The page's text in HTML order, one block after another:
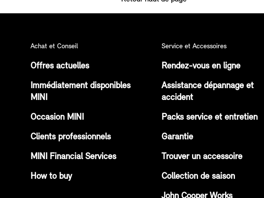
Achat et Conseil
Offres actuelles
Immédiatement disponibles
MINI
Occasion MINI
Clients professionnels
MINI Financial Services
How to buy
Service et Accessoires
Rendez-vous en ligne
Assistance dépannage et
accident
Packs service et entretien
Garantie
Trouver un accessoire
Collection de saison